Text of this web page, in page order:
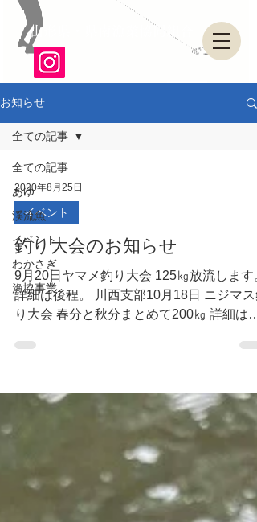
山形県・県南漁業協同組合
お知らせ
全ての記事
あゆ
渓流魚
イベント
わかさぎ
漁協事業
全ての記事
2020年8月25日
イベント
釣り大会のお知らせ
9月20日ヤマメ釣り大会 125㎏放流します
詳細は後程。 川西支部10月18日 ニジマス
り大会 春分と秋分まとめて200㎏ 詳細は後
㎏と 高畠支部ヤマメ自然放流100㎏があり
す。 分かり次第報告します。